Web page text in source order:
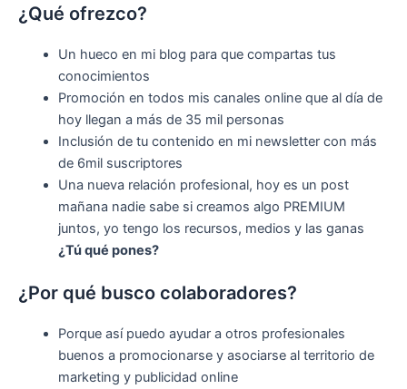
¿Qué ofrezco?
Un hueco en mi blog para que compartas tus
conocimientos
Promoción en todos mis canales online que al día de
hoy llegan a más de 35 mil personas
Inclusión de tu contenido en mi newsletter con más
de 6mil suscriptores
Una nueva relación profesional, hoy es un post
mañana nadie sabe si creamos algo PREMIUM
juntos, yo tengo los recursos, medios y las ganas
¿Tú qué pones?
¿Por qué busco colaboradores?
Porque así puedo ayudar a otros profesionales
buenos a promocionarse y asociarse al territorio de
marketing y publicidad online